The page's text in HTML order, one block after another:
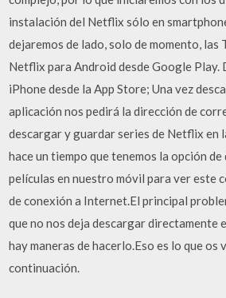
instalación del Netflix sólo en
dejaremos de lado, solo de momento, las
Netflix para Android desde Google
iPhone desde la App Store; Una vez
aplicación nos pedirá la dirección de
descargar y guardar series de Netflix en
hace un tiempo que tenemos la opción
películas en nuestro móvil para ver este
de conexión a Internet.El principal
que no nos deja descargar directamente
hay maneras de hacerlo.Eso es lo que os
continuación.